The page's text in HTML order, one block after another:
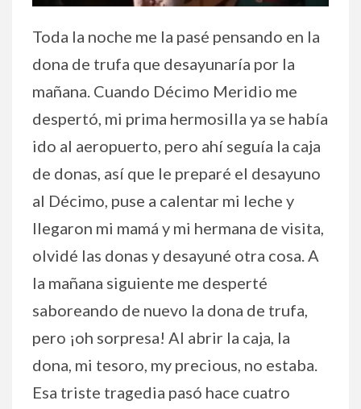
Toda la noche me la pasé pensando en la
dona de trufa que desayunaría por la
mañana. Cuando Décimo Meridio me
despertó, mi prima hermosilla ya se había
ido al aeropuerto, pero ahí seguía la caja
de donas, así que le preparé el desayuno
al Décimo, puse a calentar mi leche y
llegaron mi mamá y mi hermana de visita,
olvidé las donas y desayuné otra cosa. A
la mañana siguiente me desperté
saboreando de nuevo la dona de trufa,
pero ¡oh sorpresa! Al abrir la caja, la
dona, mi tesoro, my precious, no estaba.
Esa triste tragedia pasó hace cuatro